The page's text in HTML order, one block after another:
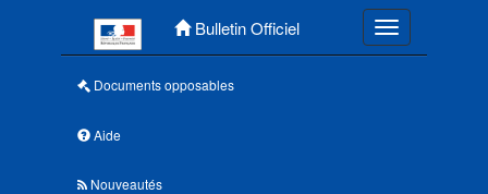
Bulletin Officiel Toggle
Documents opposables
Aide
Nouveautés